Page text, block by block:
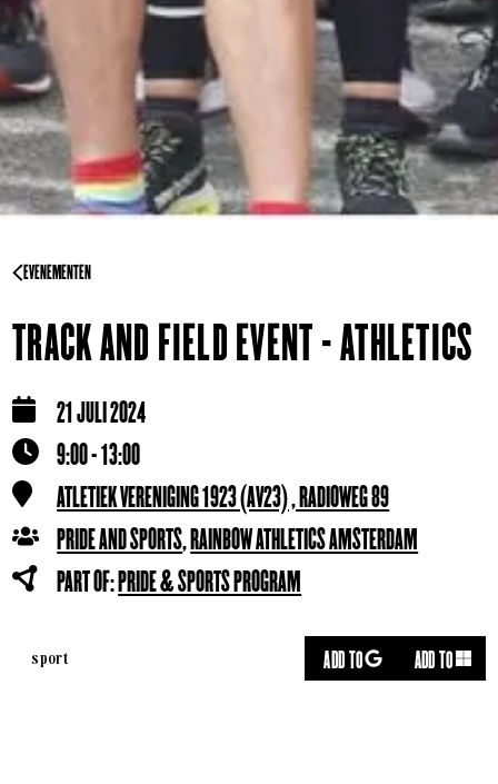
EVENEMENTEN
TRACK AND FIELD EVENT - ATHLETICS
21 JULI 2024
9:00 - 13:00
ATLETIEK VERENIGING 1923 (AV23) , RADIOWEG 89
PRIDE AND SPORTS,RAINBOW ATHLETICS AMSTERDAM
PART OF:PRIDE & SPORTS PROGRAM
sport ADD TO ADD TO